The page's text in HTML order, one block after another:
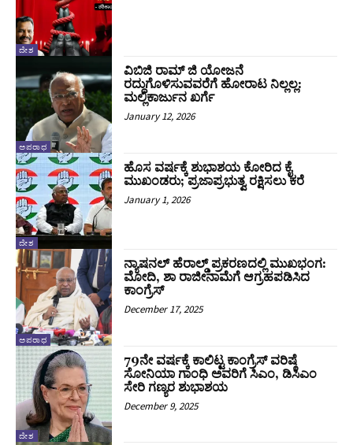
ದೇಶ
ಅಪರಾಧ
ವಿಬಿಜಿ ರಾಮ್‌ ಜಿ ಯೋಜನೆ
ರದ್ದುಗೊಳಿಸುವವರೆಗೆ ಹೋರಾಟ ನಿಲ್ಲಲ್ಲ:
ಮಲ್ಲಿಕಾರ್ಜುನ ಖರ್ಗೆ
January 12, 2026
ದೇಶ
ಹೊಸ ವರ್ಷಕ್ಕೆ ಶುಭಾಶಯ ಕೋರಿದ ಕೈ
ಮುಖಂಡರು; ಪ್ರಜಾಪ್ರಭುತ್ವ ರಕ್ಷಿಸಲು ಕರೆ
January 1, 2026
ಅಪರಾಧ
ನ್ಯಾಷನಲ್ ಹೆರಾಲ್ಡ್ ಪ್ರಕರಣದಲ್ಲಿ ಮುಖಭಂಗ:
ಮೋದಿ, ಶಾ ರಾಜೀನಾಮೆಗೆ ಆಗ್ರಹಪಡಿಸಿದ
ಕಾಂಗ್ರೆಸ್
December 17, 2025
ದೇಶ
79ನೇ ವರ್ಷಕ್ಕೆ ಕಾಲಿಟ್ಟ ಕಾಂಗ್ರೆಸ್‌ ವರಿಷ್ಠೆ
ಸೋನಿಯಾ ಗಾಂಧಿ ಅವರಿಗೆ ಸಿಎಂ, ಡಿಸಿಎಂ
ಸೇರಿ ಗಣ್ಯರ ಶುಭಾಶಯ
December 9, 2025